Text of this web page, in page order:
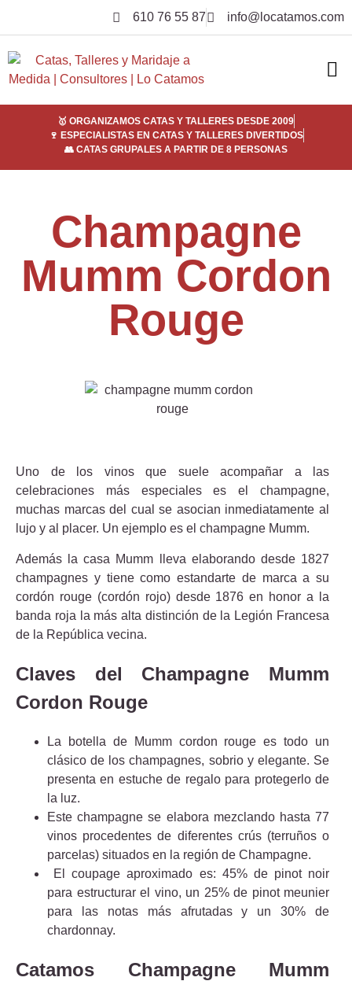
610 76 55 87 info@locatamos.com
🥇 ORGANIZAMOS CATAS Y TALLERES DESDE 2009
🍷 ESPECIALISTAS EN CATAS Y TALLERES DIVERTIDOS
👥 CATAS GRUPALES A PARTIR DE 8 PERSONAS
Champagne
Mumm Cordon
Rouge
Uno de los vinos que suele acompañar a las
celebraciones más especiales es el champagne,
muchas marcas del cual se asocian inmediatamente al
lujo y al placer. Un ejemplo es el champagne Mumm.
Además la casa Mumm lleva elaborando desde 1827
champagnes y tiene como estandarte de marca a su
cordón rouge (cordón rojo) desde 1876 en honor a la
banda roja la más alta distinción de la Legión Francesa
de la República vecina.
Claves del Champagne Mumm
Cordon Rouge
La botella de Mumm cordon rouge es todo un
clásico de los champagnes, sobrio y elegante. Se
presenta en estuche de regalo para protegerlo de
la luz.
Este champagne se elabora mezclando hasta 77
vinos procedentes de diferentes crús (terruños o
parcelas) situados en la región de Champagne.
El coupage aproximado es: 45% de pinot noir
para estructurar el vino, un 25% de pinot meunier
para las notas más afrutadas y un 30% de
chardonnay.
Catamos Champagne Mumm